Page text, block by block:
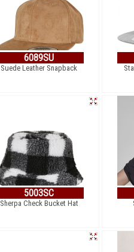
6089SU
Suede Leather Snapback
5003SC
Sherpa Check Bucket Hat